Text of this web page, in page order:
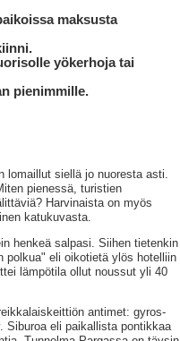
maksusta
yökerhoja tai
pienimmille.
lomaillut siellä jo nuoresta asti.
pienessä, turistien
Harvinaista on myös
katukuvasta.
henkeä salpasi. Siihen tietenkin
polkua" eli oikotietä ylös hotelliin
lämpötila ollut noussut yli 40
antimet: gyros-
eli paikallista pontikkaa